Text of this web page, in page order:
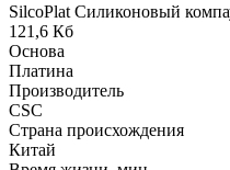
SilcoPlat Силиконовый
121,6 Кб
Основа
Платина
Производитель
CSC
Страна происхождения
Китай